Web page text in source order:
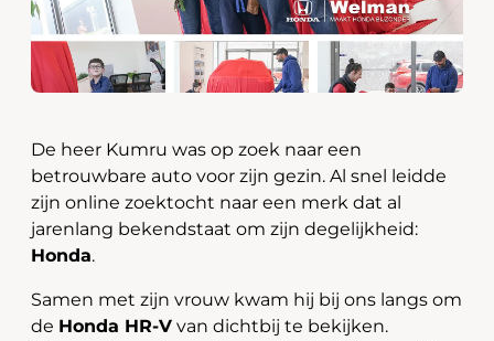
De heer Kumru was op zoek naar een
betrouwbare auto voor zijn gezin. Al snel leidde
zijn online zoektocht naar een merk dat al
jarenlang bekendstaat om zijn degelijkheid:
Honda.
Samen met zijn vrouw kwam hij bij ons langs om
de Honda HR-V van dichtbij te bekijken.